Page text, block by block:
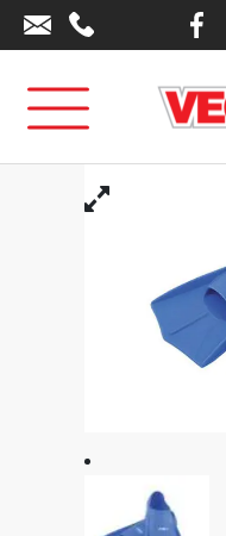
Αρχική σελίδα Αθλητικά